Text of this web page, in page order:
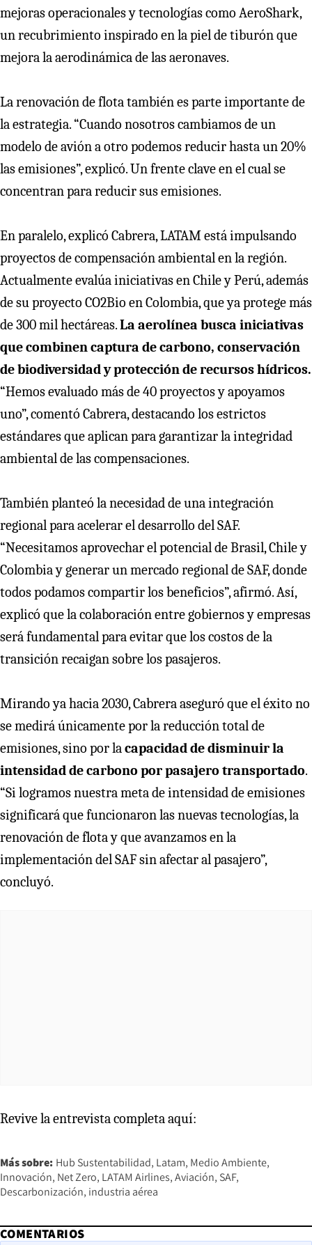
mejoras operacionales y tecnologías como AeroShark,
un recubrimiento inspirado en la piel de tiburón que
mejora la aerodinámica de las aeronaves.
La renovación de flota también es parte importante de
la estrategia. “Cuando nosotros cambiamos de un
modelo de avión a otro podemos reducir hasta un 20%
las emisiones”, explicó. Un frente clave en el cual se
concentran para reducir sus emisiones.
En paralelo, explicó Cabrera, LATAM está impulsando
proyectos de compensación ambiental en la región.
Actualmente evalúa iniciativas en Chile y Perú, además
de su proyecto CO2Bio en Colombia, que ya protege más
de 300 mil hectáreas.La aerolínea busca iniciativas
que combinen captura de carbono, conservación
de biodiversidad y protección de recursos hídricos.
“Hemos evaluado más de 40 proyectos y apoyamos
uno”, comentó Cabrera, destacando los estrictos
estándares que aplican para garantizar la integridad
ambiental de las compensaciones.
También planteó la necesidad de una integración
regional para acelerar el desarrollo del SAF.
“Necesitamos aprovechar el potencial de Brasil, Chile y
Colombia y generar un mercado regional de SAF, donde
todos podamos compartir los beneficios”, afirmó. Así,
explicó que la colaboración entre gobiernos y empresas
será fundamental para evitar que los costos de la
transición recaigan sobre los pasajeros.
Mirando ya hacia 2030, Cabrera aseguró que el éxito no
se medirá únicamente por la reducción total de
emisiones, sino por lacapacidad de disminuir la
intensidad de carbono por pasajero transportado.
“Si logramos nuestra meta de intensidad de emisiones
significará que funcionaron las nuevas tecnologías, la
renovación de flota y que avanzamos en la
implementación del SAF sin afectar al pasajero”,
concluyó.
Revive la entrevista completa aquí:
Más sobre: Hub Sustentabilidad Latam Medio Ambiente
Innovación Net Zero LATAM Airlines Aviación SAF
Descarbonización industria aérea
COMENTARIOS